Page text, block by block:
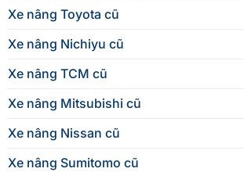
Xe nâng Toyota cũ
Xe nâng Nichiyu cũ
Xe nâng TCM cũ
Xe nâng Mitsubishi cũ
Xe nâng Nissan cũ
Xe nâng Sumitomo cũ